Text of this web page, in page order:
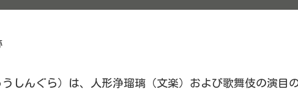
うしんぐら）は、人形浄瑠璃（文楽）および歌舞伎の演目